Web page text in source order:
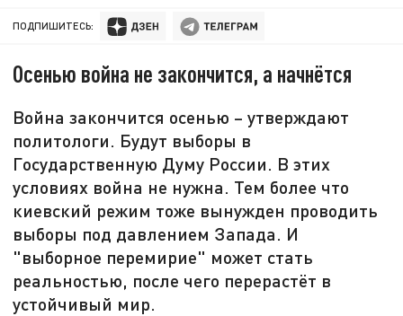
ПОДПИШИТЕСЬ:
Осенью война не закончится, а начнётся
Война закончится осенью – утверждают
политологи. Будут выборы в
Государственную Думу России. В этих
условиях война не нужна. Тем более что
киевский режим тоже вынужден проводить
выборы под давлением Запада. И
"выборное перемирие" может стать
реальностью, после чего перерастёт в
устойчивый мир.